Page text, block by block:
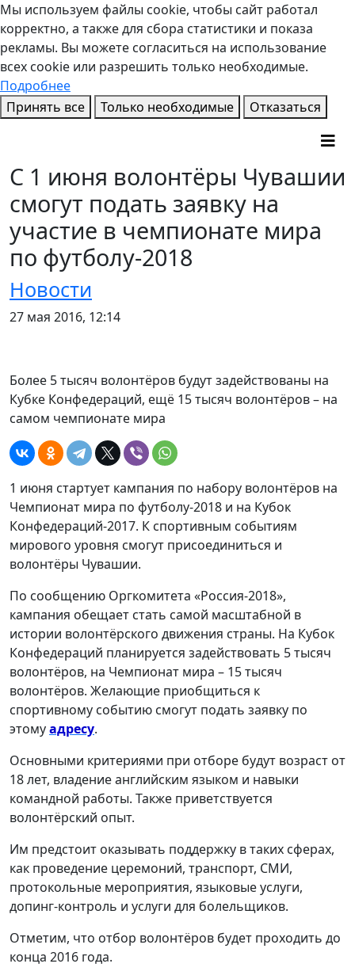
Мы используем файлы cookie, чтобы сайт работал
корректно, а также для сбора статистики и показа
рекламы. Вы можете согласиться на использование
всех cookie или разрешить только необходимые.
Подробнее
Принять все
Только необходимые Отказаться
С 1 июня волонтёры Чувашии
смогут подать заявку на
участие в чемпионате мира
по футболу-2018
Новости
27 мая 2016, 12:14
Более 5 тысяч волонтёров будут задействованы на
Кубке Конфедераций, ещё 15 тысяч волонтёров – на
самом чемпионате мира
1 июня стартует кампания по набору волонтёров на
Чемпионат мира по футболу-2018 и на Кубок
Конфедераций-2017. К спортивным событиям
мирового уровня смогут присоединиться и
волонтёры Чувашии.
По сообщению Оргкомитета «Россия-2018»,
кампания обещает стать самой масштабной в
истории волонтёрского движения страны. На Кубок
Конфедераций планируется задействовать 5 тысяч
волонтёров, на Чемпионат мира – 15 тысяч
волонтёров. Желающие приобщиться к
спортивному событию смогут подать заявку по
этомуадресу.
Основными критериями при отборе будут возраст от
18 лет, владение английским языком и навыки
командной работы. Также приветствуется
волонтёрский опыт.
Им предстоит оказывать поддержку в таких сферах,
как проведение церемоний, транспорт, СМИ,
протокольные мероприятия, языковые услуги,
допинг-контроль и услуги для болельщиков.
Отметим, что отбор волонтёров будет проходить до
конца 2016 года.